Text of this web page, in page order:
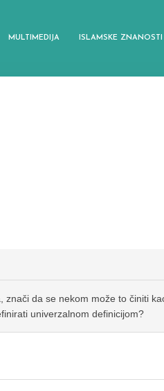
MULTIMEDIJA ISLAMSKE
znači da se nekom može to činiti
univerzalnom definicijom?